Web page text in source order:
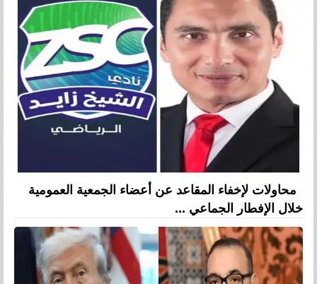
محاولات لإخفاء المقاعد عن أعضاء الجمعية العمومية
خلال الإفطار الجماعي ...